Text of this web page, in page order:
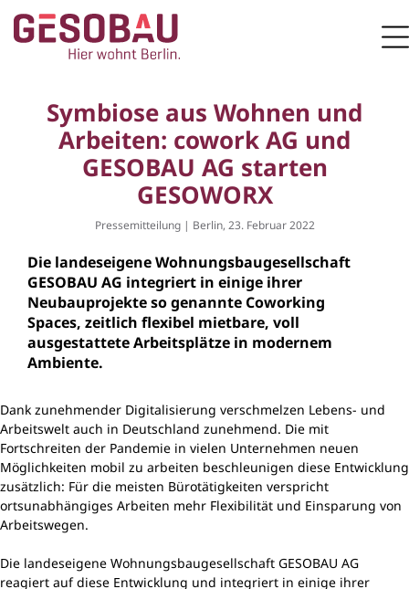
ZUM HAUPTINHALT SPRINGEN
Zur Startseite
Symbiose aus Wohnen und
Arbeiten: cowork AG und
GESOBAU AG starten
GESOWORX
Pressemitteilung | Berlin, 23. Februar 2022
Die landeseigene Wohnungsbaugesellschaft
GESOBAU AG integriert in einige ihrer
Neubauprojekte so genannte Coworking
Spaces, zeitlich flexibel mietbare, voll
ausgestattete Arbeitsplätze in modernem
Ambiente.
Dank zunehmender Digitalisierung verschmelzen Lebens- und
Arbeitswelt auch in Deutschland zunehmend. Die mit
Fortschreiten der Pandemie in vielen Unternehmen neuen
Möglichkeiten mobil zu arbeiten beschleunigen diese Entwicklung
zusätzlich: Für die meisten Bürotätigkeiten verspricht
ortsunabhängiges Arbeiten mehr Flexibilität und Einsparung von
Arbeitswegen.
Die landeseigene Wohnungsbaugesellschaft GESOBAU AG
reagiert auf diese Entwicklung und integriert in einige ihrer